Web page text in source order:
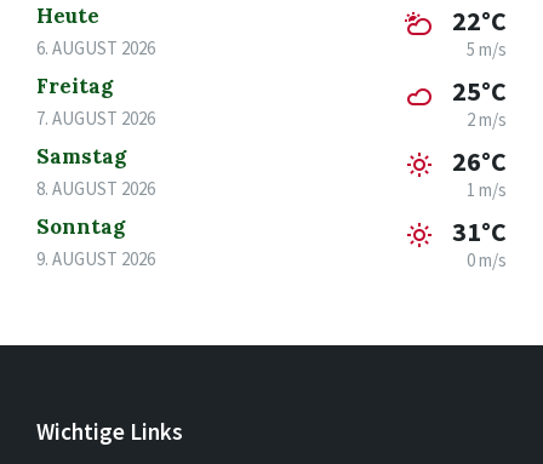
Heute
6. AUGUST 2026
22°C
5 m/s
Freitag
7. AUGUST 2026
25°C
2 m/s
Samstag
8. AUGUST 2026
26°C
1 m/s
Sonntag
9. AUGUST 2026
31°C
0 m/s
Wichtige Links